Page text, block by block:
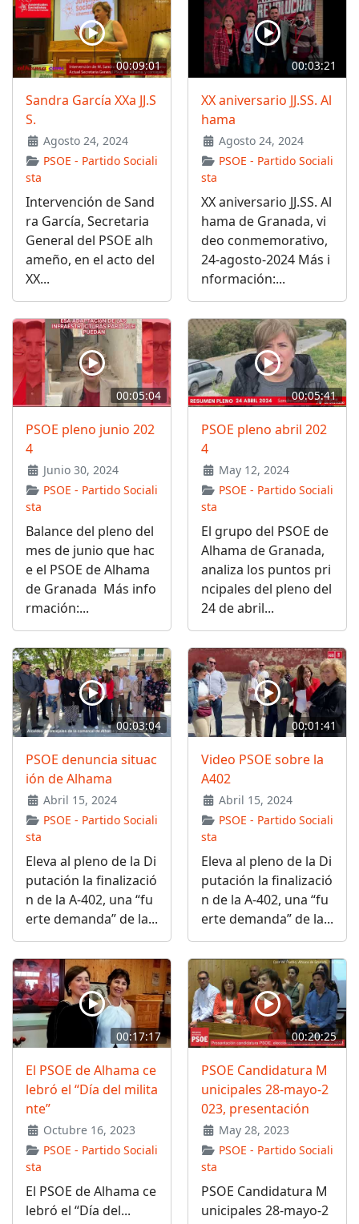
00:09:01
Sandra García XXa JJ.S
S.
Agosto 24, 2024
PSOE - Partido Sociali
sta
Intervención de Sand
ra García, Secretaria
General del PSOE alh
ameño, en el acto del
XX...
00:03:21
XX aniversario JJ.SS. Al
hama
Agosto 24, 2024
PSOE - Partido Sociali
sta
XX aniversario JJ.SS. Al
hama de Granada, vi
deo conmemorativo,
24-agosto-2024 Más i
nformación:...
00:05:04
PSOE pleno junio 202
4
Junio 30, 2024
PSOE - Partido Sociali
sta
Balance del pleno del
mes de junio que hac
e el PSOE de Alhama
de Granada Más info
rmación:...
00:05:41
PSOE pleno abril 202
4
May 12, 2024
PSOE - Partido Sociali
sta
El grupo del PSOE de
Alhama de Granada,
analiza los puntos pri
ncipales del pleno del
24 de abril...
00:03:04
PSOE denuncia situac
ión de Alhama
Abril 15, 2024
PSOE - Partido Sociali
sta
Eleva al pleno de la Di
putación la finalizació
n de la A-402, una “fu
erte demanda” de la...
00:01:41
Video PSOE sobre la
A402
Abril 15, 2024
PSOE - Partido Sociali
sta
Eleva al pleno de la Di
putación la finalizació
n de la A-402, una “fu
erte demanda” de la...
00:17:17
El PSOE de Alhama ce
lebró el “Día del milita
nte”
Octubre 16, 2023
PSOE - Partido Sociali
sta
El PSOE de Alhama ce
lebró el “Día del...
00:20:25
PSOE Candidatura M
unicipales 28-mayo-2
023, presentación
May 28, 2023
PSOE - Partido Sociali
sta
PSOE Candidatura M
unicipales 28-mayo-2